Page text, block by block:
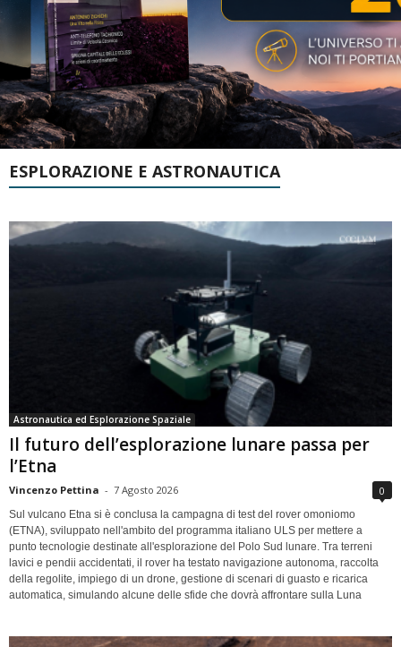
ESPLORAZIONE E ASTRONAUTICA
Astronautica ed Esplorazione Spaziale
Il futuro dell’esplorazione lunare passa per
l’Etna
Vincenzo Pettina - 7 Agosto 2026 0
Sul vulcano Etna si è conclusa la campagna di test del rover omoniomo
(ETNA), sviluppato nell'ambito del programma italiano ULS per mettere a
punto tecnologie destinate all'esplorazione del Polo Sud lunare. Tra terreni
lavici e pendii accidentati, il rover ha testato navigazione autonoma, raccolta
della regolite, impiego di un drone, gestione di scenari di guasto e ricarica
automatica, simulando alcune delle sfide che dovrà affrontare sulla Luna